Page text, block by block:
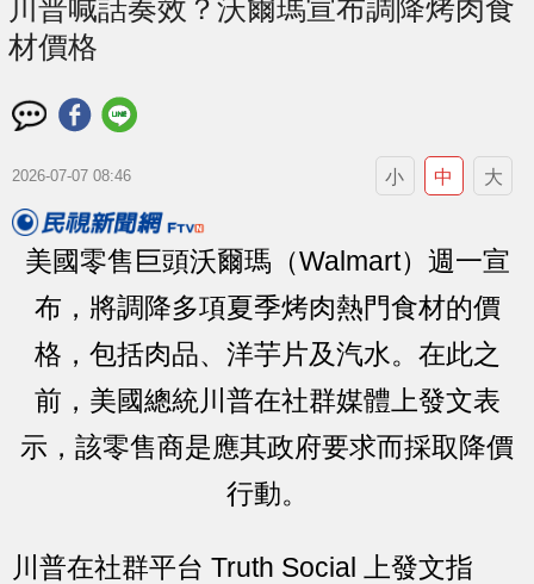
川普喊話奏效？沃爾瑪宣布調降烤肉食
材價格
2026-07-07 08:46 小 中 大
美國零售巨頭沃爾瑪（Walmart）週一宣
布，將調降多項夏季烤肉熱門食材的價
格，包括肉品、洋芋片及汽水。在此之
前，美國總統川普在社群媒體上發文表
示，該零售商是應其政府要求而採取降價
行動。
川普在社群平台 Truth Social 上發文指